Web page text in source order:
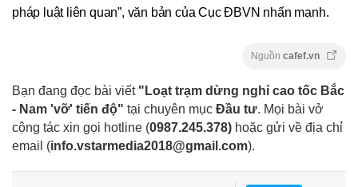
pháp luật liên quan”, văn bản của Cục ĐBVN nhấn mạnh.
Nguồn cafef.vn
Bạn đang đọc bài viết "Loạt trạm dừng nghỉ cao tốc Bắc
- Nam 'vỡ' tiến độ" tại chuyên mục Đầu tư. Mọi bài vở
cộng tác xin gọi hotline (0987.245.378) hoặc gửi về địa chỉ
email (info.vstarmedia2018@gmail.com).